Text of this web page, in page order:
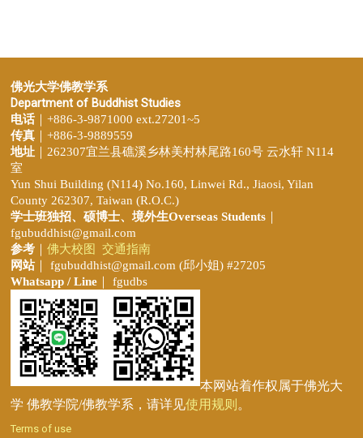
佛光大学佛教学系
Department of Buddhist Studies
电话 ｜+886-3-9871000 ext.27201~5
传真 ｜+886-3-9889559
地址 ｜262307宜兰县礁溪乡林美村林尾路160号 云水轩 N114
室
Yun Shui Building (N114) No.160, Linwei Rd., Jiaosi, Yilan
County 262307, Taiwan (R.O.C.)
学士班独招、 硕博士、境外生Overseas Students
fgubuddhist@gmail.com
参考
佛大校图
交通指南
网站｜ fgubuddhist@gmail.com (邱小姐) #27205
Whatsapp / Line ｜ fgudbs
本网站着作权属于佛光大
学 佛教学院/佛教学系，请详见使用规则 。
Terms of use